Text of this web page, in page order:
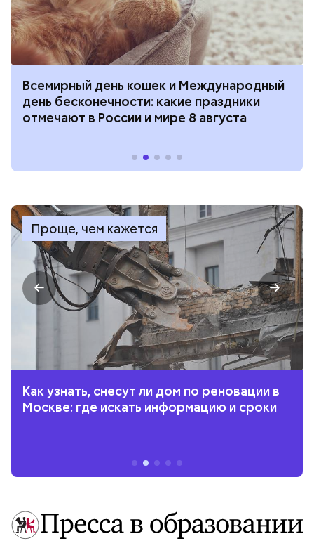
Всемирный день кошек и Международный
день бесконечности: какие праздники
отмечают в России и мире 8 августа
Проще, чем кажется
Как узнать, снесут ли дом по реновации в
Москве: где искать информацию и сроки